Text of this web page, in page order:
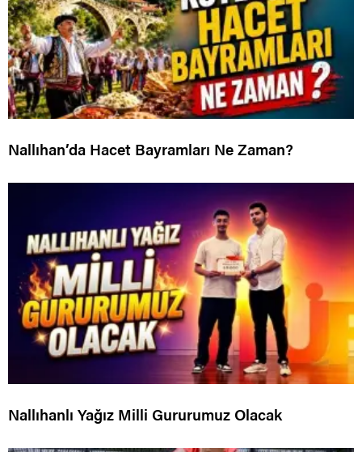
Nallıhan’da Hacet Bayramları Ne Zaman?
Nallıhanlı Yağız Milli Gururumuz Olacak